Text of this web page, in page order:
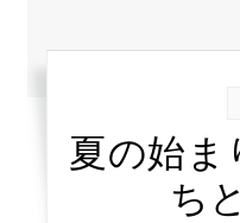
夏の始ま
ち